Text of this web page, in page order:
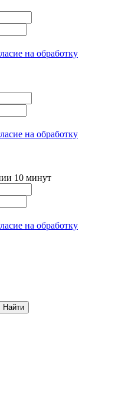
на обработку
на обработку
10 минут
на обработку